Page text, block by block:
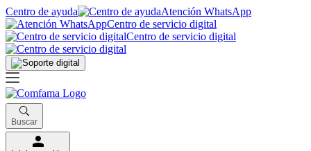
Centro de ayuda
Atención WhatsApp
Centro de servicio digital
Centro de servicio digital
Buscar